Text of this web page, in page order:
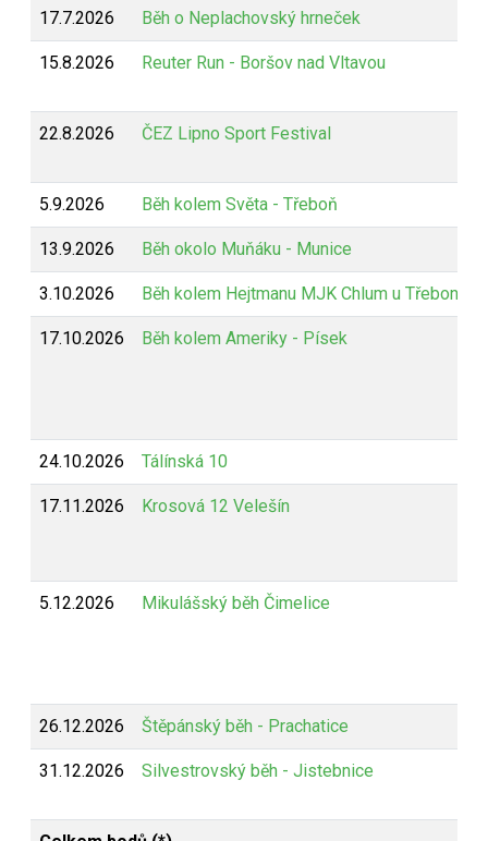
17.7.2026 Běh o Neplachovský hrneček
15.8.2026 Reuter Run - Boršov nad Vltavou
22.8.2026 ČEZ Lipno Sport Festival
5.9.2026 Běh kolem Světa - Třeboň
13.9.2026 Běh okolo Muňáku - Munice
3.10.2026 Běh kolem Hejtmanu MJK Chlum u Třeboně
17.10.2026 Běh kolem Ameriky - Písek
24.10.2026 Tálínská 10
17.11.2026 Krosová 12 Velešín
5.12.2026 Mikulášský běh Čimelice
26.12.2026 Štěpánský běh - Prachatice
31.12.2026 Silvestrovský běh - Jistebnice